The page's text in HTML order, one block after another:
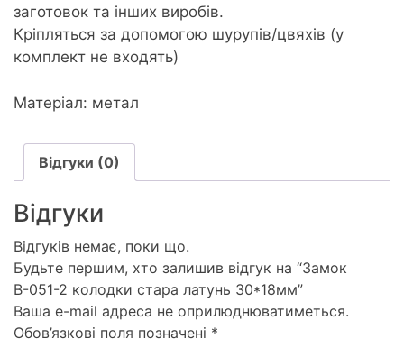
заготовок та інших виробів.
Кріпляться за допомогою шурупів/цвяхів (у
комплект не входять)
Матеріал: метал
Відгуки (0)
Відгуки
Відгуків немає, поки що.
Будьте першим, хто залишив відгук на “Замок
В-051-2 колодки стара латунь 30*18мм”
Ваша e-mail адреса не оприлюднюватиметься.
Обов’язкові поля позначені *